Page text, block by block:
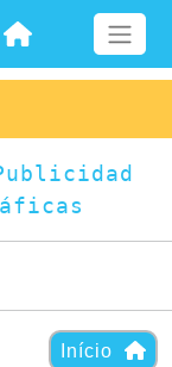
Início